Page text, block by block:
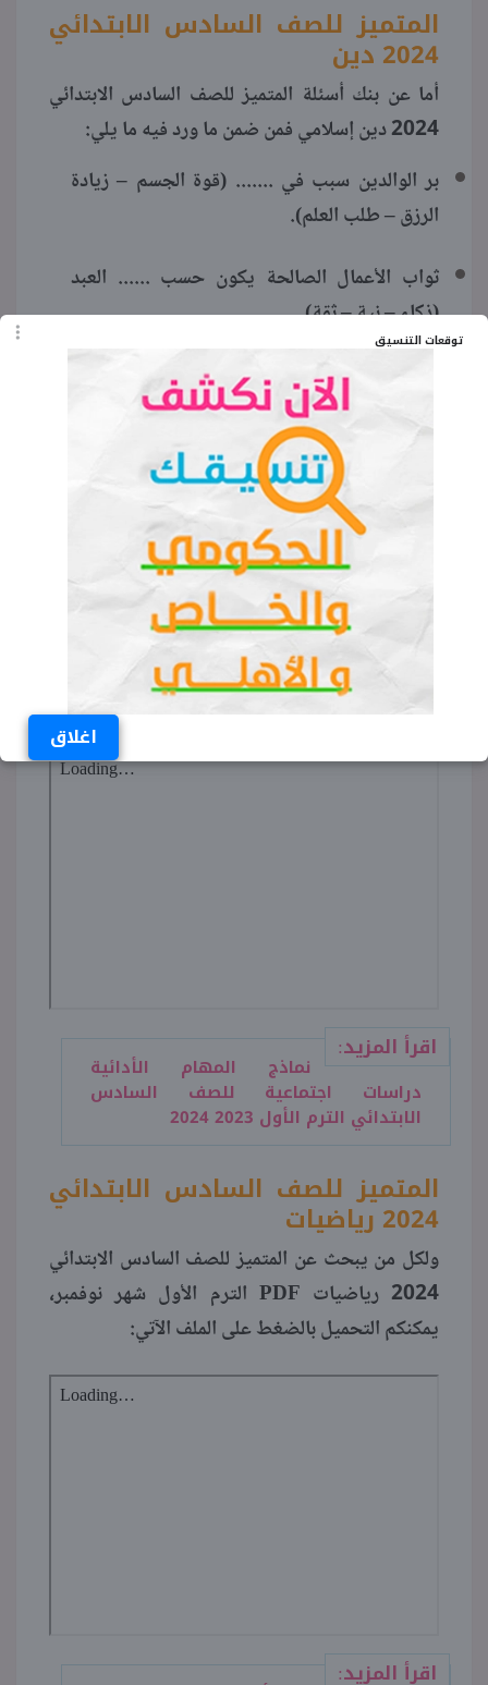
توقعات التنسيق
اغلاق
المتميز للصف السادس الابتدائي
2024 دين
أما عن بنك أسئلة المتميز للصف السادس الابتدائي
2024 دين إسلامي فمن ضمن ما ورد فيه ما يلي:
بر الوالدين سبب في ....... (قوة الجسم – زيادة
الرزق – طلب العلم).
ثواب الأعمال الصالحة يكون حسب ...... العبد
(ذكاء – نية – ثقة).
وسوء الظن بالناس يؤدي إلى ....... بينهم (بناء
الثقة – تقوية العلاقات – كثرة الخلافات).
سلامة قلب العبد سبب لـ ..... (رضا الله – صلاح
سلوكه – أ، ب معًا).
أول نبي للبشرية هو ....... (نوح – إبراهيم – آدم).
وللاطلاع وتحميل مراجعة وبنك أسئلة التربية
الإسلامية، قم بتنزيل بنك أسئلة المتميز دين إسلامي
للصف السادس الابتدائيPDFمن الملف المرفق:
اقرأ المزيد:
نماذج المهام الأدائية
دراسات اجتماعية للصف السادس
الابتدائي الترم الأول 2023 2024
المتميز للصف السادس الابتدائي
2024 رياضيات
ولكل من يبحث عن المتميز للصف السادس الابتدائي
2024 رياضيات PDF الترم الأول شهر نوفمبر،
يمكنكم التحميل بالضغط على الملف الآتي:
اقرأ المزيد: